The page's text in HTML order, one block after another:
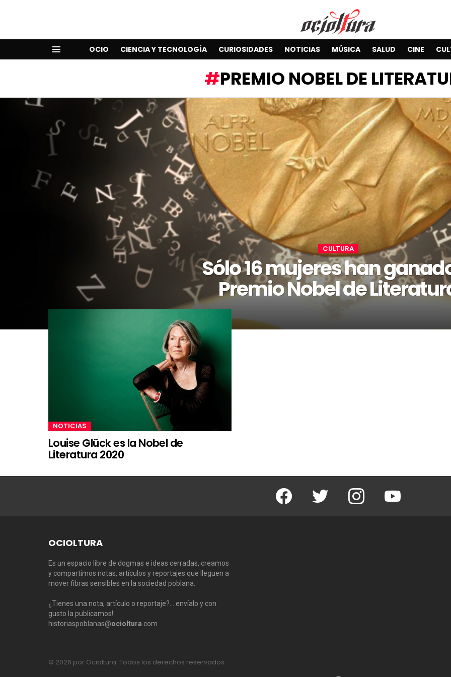
OCIO CIENCIA Y TECNOLOGÍA CURIOSIDADES NOTICIAS MÚSICA SALUD CINE
PREMIO NOBEL DE
CULTURA
Sólo 16 mujeres han
Premio Nobel de
NOTICIAS
Louise Glück es la Nobel de
Literatura 2020
Facebook Twitter Instagram Youtube
OCIOLTURA
Es un espacio libre de dogmas e ideas cerradas, creamos
y compartimos notas, artículos y reportajes que lleguen a
mover fibras sensibles en la sociedad poblana.
¿Tienes una nota, artículo o reportaje?… envíalo y con
gusto la publicamos!
historiaspoblanas@ocioltura .com
© 2026 por Ocioltura. Todos los derechos reservados